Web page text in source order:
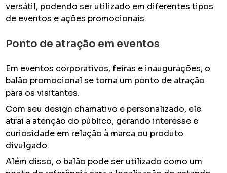
versátil, podendo ser utilizado em diferentes tipos
de eventos e ações promocionais.
Ponto de atração em eventos
Em eventos corporativos, feiras e inaugurações, o
balão promocional se torna um ponto de atração
para os visitantes.
Com seu design chamativo e personalizado, ele
atrai a atenção do público, gerando interesse e
curiosidade em relação à marca ou produto
divulgado.
Além disso, o balão pode ser utilizado como um